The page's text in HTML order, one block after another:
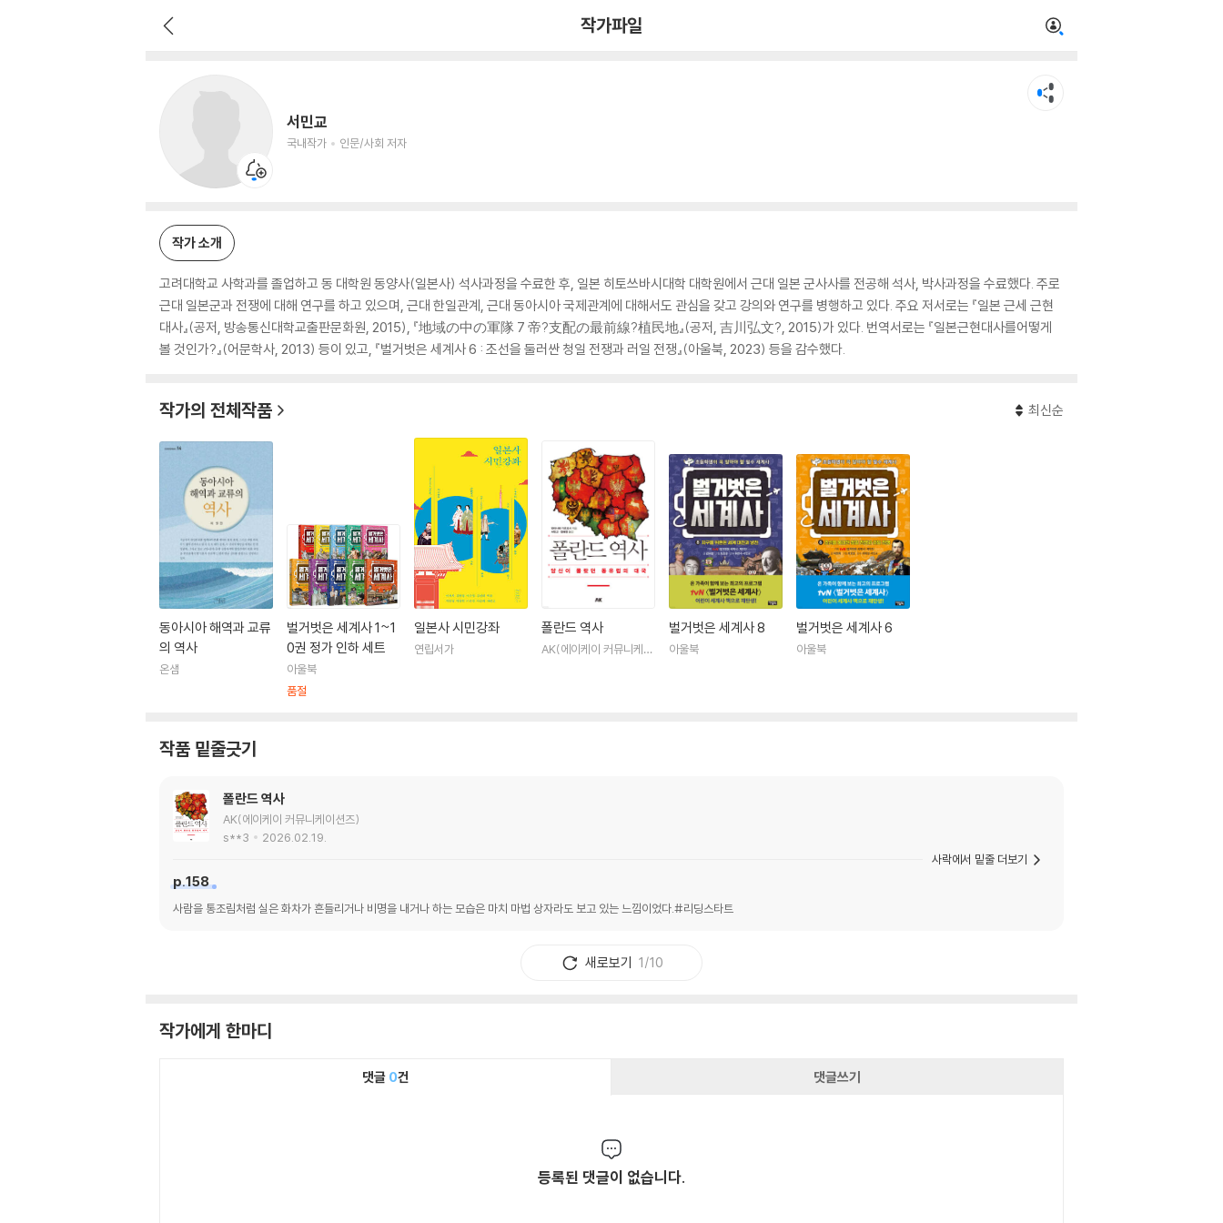
작가파일
서민교
국내작가 인문/사회 저자
작가 소개
고려대학교 사학과를 졸업하고 동 대학원 동양사(일본사) 석사과정을 수료한 후, 일본 히토쓰바시대학 대학원에서 근대 일본 군사사를 전공해 석사, 박사과정을 수료했다. 주로
근대 일본군과 전쟁에 대해 연구를 하고 있으며, 근대 한일관계, 근대 동아시아 국제관계에 대해서도 관심을 갖고 강의와 연구를 병행하고 있다. 주요 저서로는 『일본 근세 근현
대사』(공저, 방송통신대학교출판문화원, 2015), 『地域の中の軍隊 7 帝?支配の最前線?植民地』(공저, 吉川弘文?, 2015)가 있다. 번역서로는 『일본근현대사를어떻게
볼 것인가?』(어문학사, 2013) 등이 있고, 『벌거벗은 세계사 6 : 조선을 둘러싼 청일 전쟁과 러일 전쟁』(아울북, 2023) 등을 감수했다.
작가의 전체작품 최신순
동아시아 해역과 교류
의 역사
온샘
벌거벗은 세계사 1~1
0권 정가 인하 세트
아울북
품절
일본사 시민강좌
연립서가
폴란드 역사
AK(에이케이 커뮤니케이
벌거벗은 세계사 8
아울북
벌거벗은 세계사 6
아울북
작품 밑줄긋기
폴란드 역사
AK(에이케이 커뮤니케이션즈)
s**3
2026.02.19.
p.158
사람을 통조림처럼 실은 화차가 흔들리거나 비명을 내거나 하는 모습은 마치 마법 상자라도 보고 있는 느낌이었다.#리딩스타트
사락에서 밑줄 더보기
새로보기 1/10
작가에게 한마디
댓글 0건 댓글쓰기
등록된 댓글이 없습니다.